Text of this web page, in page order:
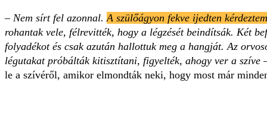
– Nem sírt fel azonnal.A szülőágyon fekve ijedten
rohantak vele, félrevitték, hogy a légzését beindítsák. Két
folyadékot és csak azután hallottuk meg a hangját. Az
légutakat próbálták kitisztítani, figyelték, ahogy ver a szíve
le a szívéről, amikor elmondták neki, hogy most már